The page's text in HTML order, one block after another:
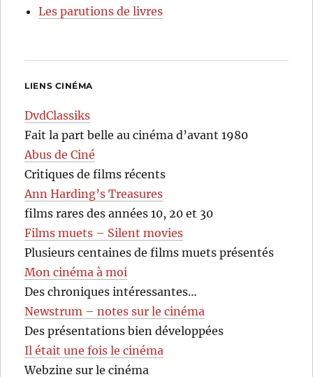
Les parutions de livres
LIENS CINÉMA
DvdClassiks
Fait la part belle au cinéma d’avant 1980
Abus de Ciné
Critiques de films récents
Ann Harding’s Treasures
films rares des années 10, 20 et 30
Films muets – Silent movies
Plusieurs centaines de films muets présentés
Mon cinéma à moi
Des chroniques intéressantes…
Newstrum – notes sur le cinéma
Des présentations bien développées
Il était une fois le cinéma
Webzine sur le cinéma